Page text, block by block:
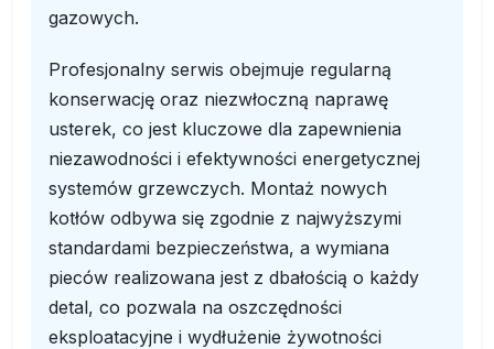
gazowych.
Profesjonalny serwis obejmuje regularną
konserwację oraz niezwłoczną naprawę
usterek, co jest kluczowe dla zapewnienia
niezawodności i efektywności energetycznej
systemów grzewczych. Montaż nowych
kotłów odbywa się zgodnie z najwyższymi
standardami bezpieczeństwa, a wymiana
pieców realizowana jest z dbałością o każdy
detal, co pozwala na oszczędności
eksploatacyjne i wydłużenie żywotności